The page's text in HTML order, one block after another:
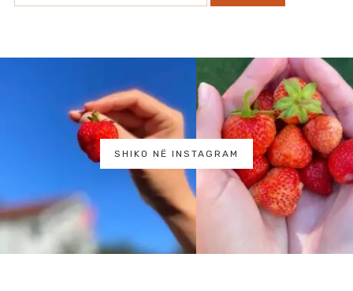
SHIKO NË INSTAGRAM